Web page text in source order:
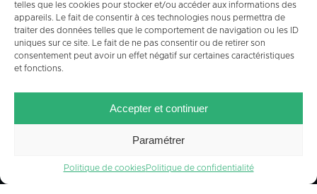
telles que les cookies pour stocker et/ou accéder aux informations des
appareils. Le fait de consentir à ces technologies nous permettra de
traiter des données telles que le comportement de navigation ou les ID
uniques sur ce site. Le fait de ne pas consentir ou de retirer son
consentement peut avoir un effet négatif sur certaines caractéristiques
et fonctions.
Accepter et continuer
Paramétrer
Politique de cookiesPolitique de confidentialité
PLAN DU SITE
MENTIONS LÉGALES
CRÉDITS POLITIQUE DE COOKIES (UE)